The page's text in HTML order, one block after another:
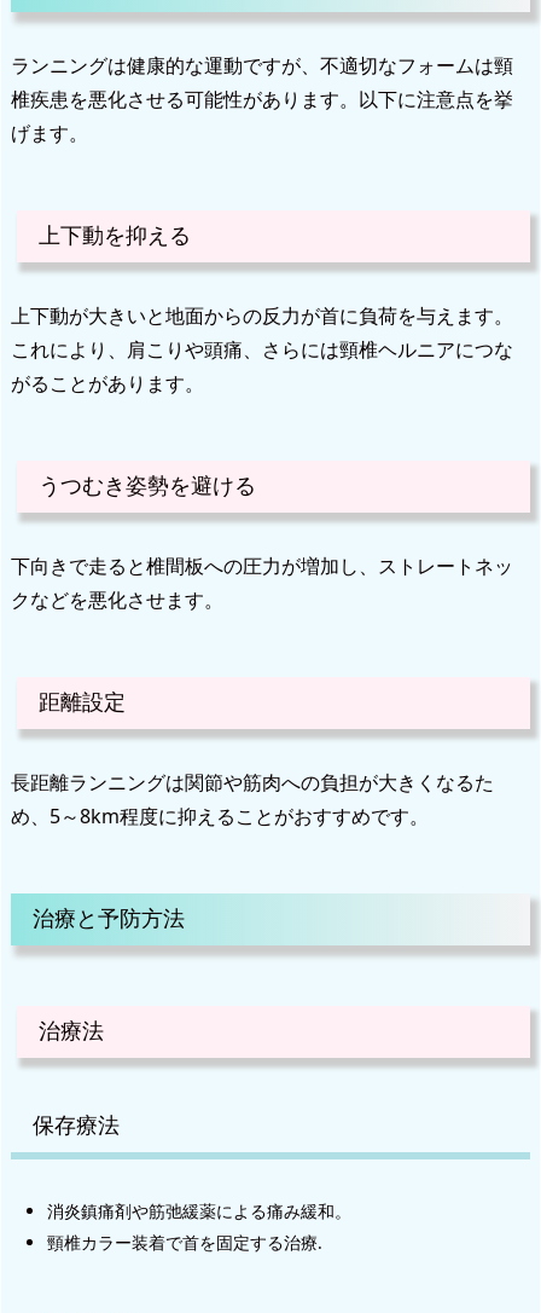
ランニングは健康的な運動ですが、不適切なフォームは頸
椎疾患を悪化させる可能性があります。以下に注意点を挙
げます。
上下動を抑える
上下動が大きいと地面からの反力が首に負荷を与えます。
これにより、肩こりや頭痛、さらには頸椎ヘルニアにつな
がることがあります。
うつむき姿勢を避ける
下向きで走ると椎間板への圧力が増加し、ストレートネッ
クなどを悪化させます。
距離設定
長距離ランニングは関節や筋肉への負担が大きくなるた
め、5～8km程度に抑えることがおすすめです。
治療と予防方法
治療法
保存療法
消炎鎮痛剤や筋弛緩薬による痛み緩和。
頸椎カラー装着で首を固定する治療.